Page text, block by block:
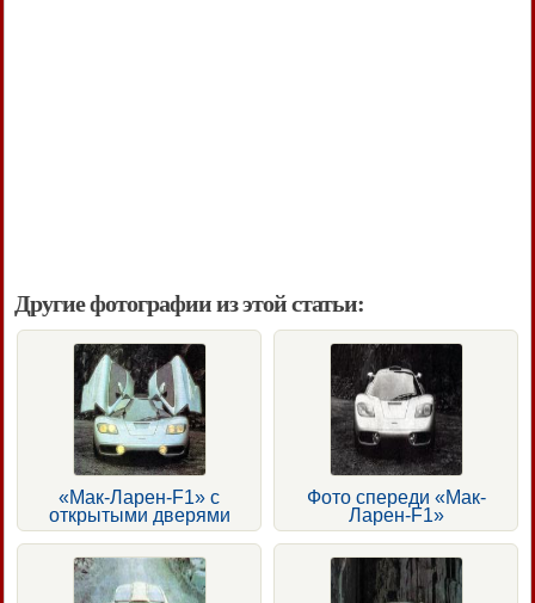
Другие фотографии из этой статьи:
«Мак-Ларен-F1» с
открытыми дверями
Фото спереди «Мак-
Ларен-F1»